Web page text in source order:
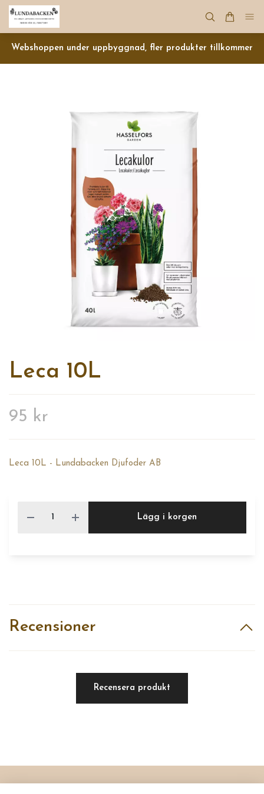
Webshoppen under uppbyggnad, fler produkter tillkommer
Leca 10L
95 kr
Leca 10L - Lundabacken Djufoder AB
Lägg i korgen
Recensioner
Recensera produkt